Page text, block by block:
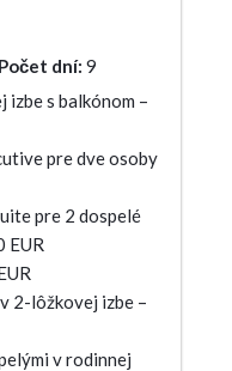
Počet dní: 9
s balkónom –
pre dve osoby
pre 2 dospelé
EUR
2-lôžkovej izbe –
v rodinnej